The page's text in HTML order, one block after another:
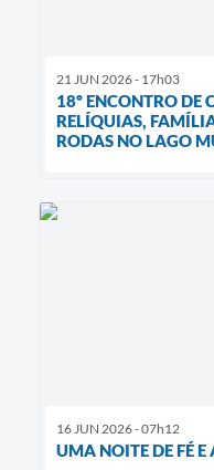
21 JUN 2026 - 17h03
18º ENCONTRO DE
RELÍQUIAS,
RODAS NO LAGO
16 JUN 2026 - 07h12
UMA NOITE DE FÉ